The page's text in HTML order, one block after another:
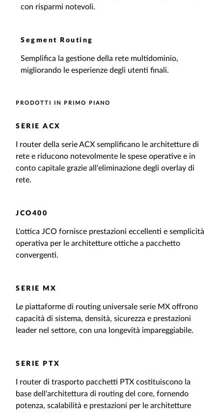
con risparmi notevoli.
Segment Routing
Semplifica la gestione della rete multidominio,
migliorando le esperienze degli utenti finali.
PRODOTTI IN PRIMO PIANO
SERIE ACX
I router della serie ACX semplificano le architetture di
rete e riducono notevolmente le spese operative e in
conto capitale grazie all'eliminazione degli overlay di
rete.
JCO400
L'ottica JCO fornisce prestazioni eccellenti e semplicità
operativa per le architetture ottiche a pacchetto
convergenti.
SERIE MX
Le piattaforme di routing universale serie MX offrono
capacità di sistema, densità, sicurezza e prestazioni
leader nel settore, con una longevità impareggiabile.
SERIE PTX
I router di trasporto pacchetti PTX costituiscono la
base dell'architettura di routing del core, fornendo
potenza, scalabilità e prestazioni per le architetture